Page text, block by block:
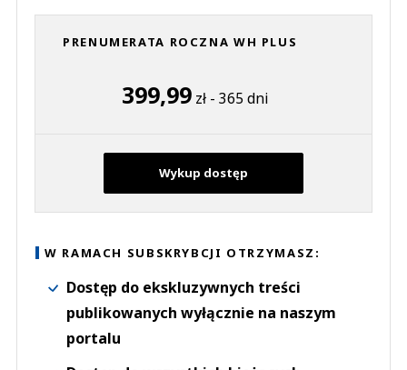
PRENUMERATA ROCZNA WH PLUS
399,99zł - 365 dni
Wykup dostęp
W RAMACH SUBSKRYBCJI OTRZYMASZ:
Dostęp do ekskluzywnych treści
publikowanych wyłącznie na naszym
portalu